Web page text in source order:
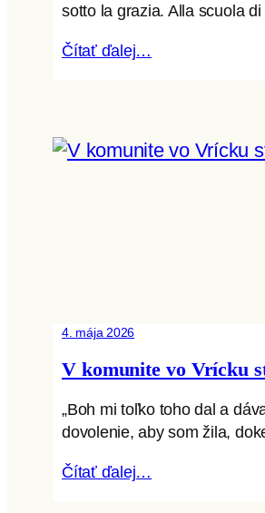
sotto la grazia. Alla scuola
Čítať ďalej…
4. mája 2026
V komunite vo Vrícku
„Boh mi toľko toho dal a
dovolenie, aby som žila,
Čítať ďalej…